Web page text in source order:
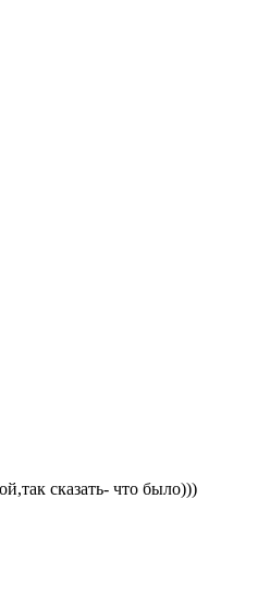
сказать- что было)))